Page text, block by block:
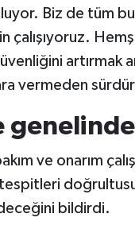
Biz de tüm bu
çalışıyoruz.
artırmak
vermeden
ve onarım
tespitleri
bildirdi.